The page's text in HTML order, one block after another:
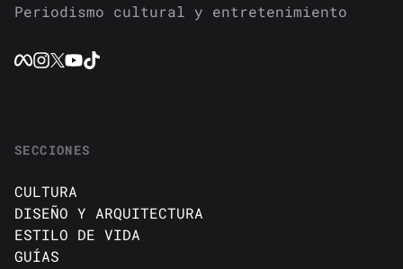
Periodismo cultural y entretenimiento
SECCIONES
CULTURA
DISEÑO Y ARQUITECTURA
ESTILO DE VIDA
GUÍAS